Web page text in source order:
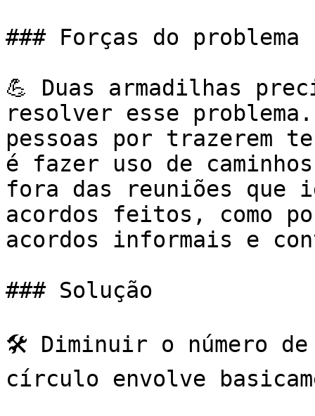
### Forças do problema
💪 Duas armadilhas
resolver esse
pessoas por trazerem
é fazer uso de
fora das reuniões que
acordos feitos, como
acordos informais e
### Solução
🛠️ Diminuir o número de
círculo envolve